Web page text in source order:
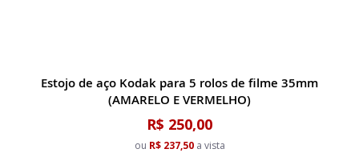
Estojo de aço Kodak para 5 rolos de filme 35mm
(AMARELO E VERMELHO)
R$ 250,00
ou R$ 237,50a vista